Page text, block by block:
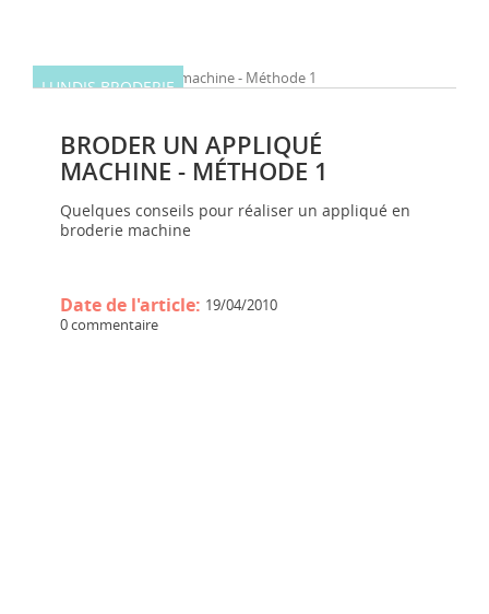
LUNDIS BRODERIE
BRODER UN APPLIQUÉ
MACHINE - MÉTHODE 1
Quelques conseils pour réaliser un appliqué en
broderie machine
Date de l'article: 19/04/2010
0 commentaire